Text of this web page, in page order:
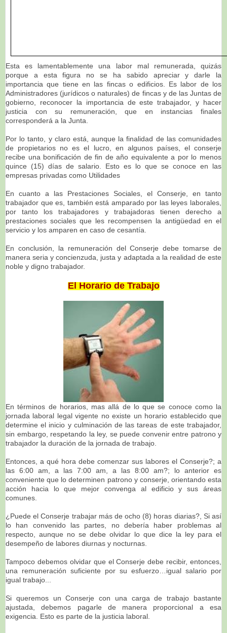
Esta es lamentablemente una labor mal remunerada, quizás
porque a esta figura no se ha sabido apreciar y darle la
importancia que tiene en las fincas o edificios. Es labor de los
Administradores (jurídicos o naturales) de fincas y de las Juntas de
gobierno, reconocer la importancia de este trabajador, y hacer
justicia con su remuneración, que en instancias finales
corresponderá a la Junta.
Por lo tanto, y claro está, aunque la finalidad de las comunidades
de propietarios no es el lucro, en algunos países, el conserje
recibe una bonificación de fin de año equivalente a por lo menos
quince (15) días de salario. Esto es lo que se conoce en las
empresas privadas como Utilidades
En cuanto a las Prestaciones Sociales, el Conserje, en tanto
trabajador que es, también está amparado por las leyes laborales,
por tanto los trabajadores y trabajadoras tienen derecho a
prestaciones sociales que les recompensen la antigüedad en el
servicio y los amparen en caso de cesantía.
En conclusión, la remuneración del Conserje debe tomarse de
manera seria y concienzuda, justa y adaptada a la realidad de este
noble y digno trabajador.
El Horario de Trabajo
En términos de horarios, mas allá de lo que se conoce como la
jornada laboral legal vigente no existe un horario establecido que
determine el inicio y culminación de las tareas de este trabajador,
sin embargo, respetando la ley, se puede convenir entre patrono y
trabajador la duración de la jornada de trabajo.
Entonces, a qué hora debe comenzar sus labores el Conserje?; a
las 6:00 am, a las 7:00 am, a las 8:00 am?; lo anterior es
conveniente que lo determinen patrono y conserje, orientando esta
acción hacia lo que mejor convenga al edificio y sus áreas
comunes.
¿Puede el Conserje trabajar más de ocho (8) horas diarias?, Si así
lo han convenido las partes, no debería haber problemas al
respecto, aunque no se debe olvidar lo que dice la ley para el
desempeño de labores diurnas y nocturnas.
Tampoco debemos olvidar que el Conserje debe recibir, entonces,
una remuneración suficiente por su esfuerzo…igual salario por
igual trabajo...
Si queremos un Conserje con una carga de trabajo bastante
ajustada, debemos pagarle de manera proporcional a esa
exigencia. Esto es parte de la justicia laboral.